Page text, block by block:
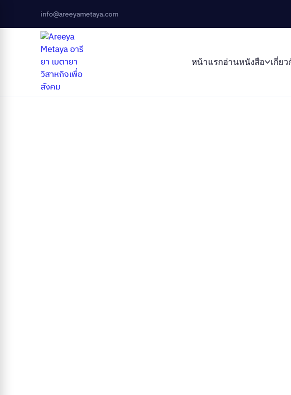
info@areeyametaya.com
หน้าแรกอ่านหนังสือ เกี่ยว